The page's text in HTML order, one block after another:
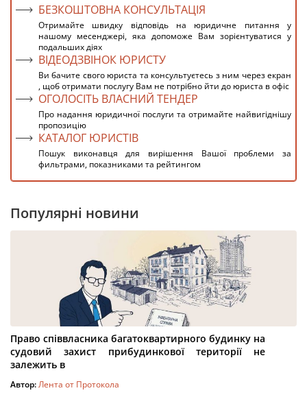
БЕЗКОШТОВНА КОНСУЛЬТАЦІЯ
Отримайте швидку відповідь на юридичне питання у
нашому месенджері, яка допоможе Вам зорієнтуватися у
подальших діях
ВІДЕОДЗВІНОК ЮРИСТУ
Ви бачите свого юриста та консультуєтесь з ним через екран
, щоб отримати послугу Вам не потрібно йти до юриста в офіс
ОГОЛОСІТЬ ВЛАСНИЙ ТЕНДЕР
Про надання юридичної послуги та отримайте найвигіднішу
пропозицію
КАТАЛОГ ЮРИСТІВ
Пошук виконавця для вирішення Вашої проблеми за
фильтрами, показниками та рейтингом
Популярні новини
Право співвласника багатоквартирного будинку на
судовий захист прибудинкової території не
залежить в
Автор:Лента от Протокола